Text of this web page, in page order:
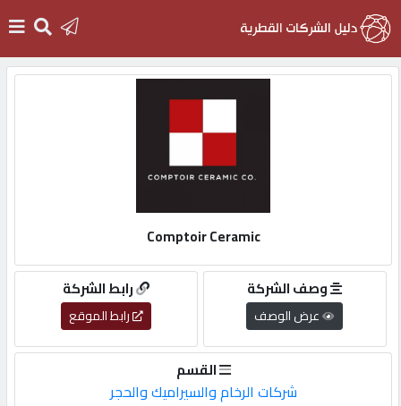
English
أضف
Comptoir Ceramic
رابط الشركة
رابط الموقع
وصف الشركة
عرض الوصف
القسم
شركات الرخام والسيراميك والحجر